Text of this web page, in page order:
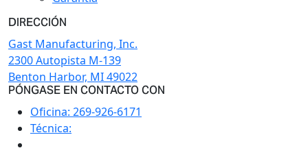
DIRECCIÓN
Gast Manufacturing, Inc.
2300 Autopista M-139
Benton Harbor, MI 49022
PÓNGASE EN CONTACTO CON
Oficina: 269-926-6171
Técnica: